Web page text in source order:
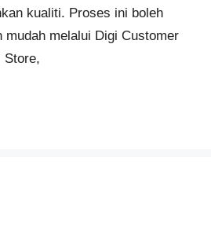
kualiti. Proses ini boleh
mudah melalui Digi Customer
Store,